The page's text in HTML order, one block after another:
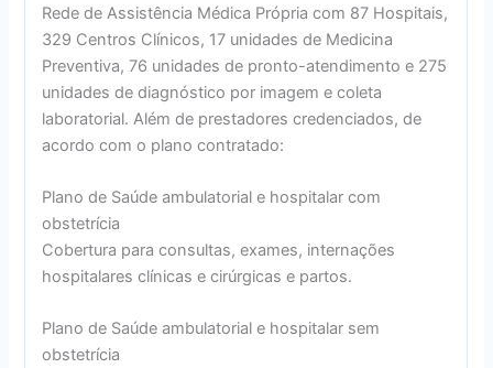
Rede de Assistência Médica Própria com 87 Hospitais,
329 Centros Clínicos, 17 unidades de Medicina
Preventiva, 76 unidades de pronto-atendimento e 275
unidades de diagnóstico por imagem e coleta
laboratorial. Além de prestadores credenciados, de
acordo com o plano contratado:
Plano de Saúde ambulatorial e hospitalar com
obstetrícia
Cobertura para consultas, exames, internações
hospitalares clínicas e cirúrgicas e partos.
Plano de Saúde ambulatorial e hospitalar sem
obstetrícia